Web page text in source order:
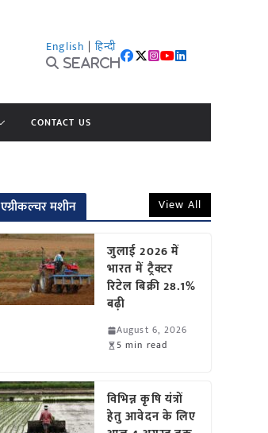
English | हिन्दी
Search
CONTACT US
एग्रीकल्चर मशीन View All
जुलाई 2026 में
भारत में ट्रैक्टर
रिटेल बिक्री 28.1%
बढ़ी
August 6, 2026
5 min read
विभिन्न कृषि यंत्रों
हेतु आवेदन के लिए